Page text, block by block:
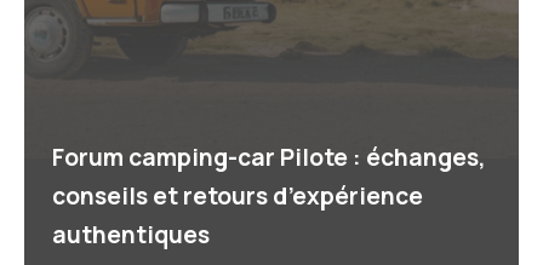
Forum camping-car Pilote : échanges,
conseils et retours d’expérience
authentiques